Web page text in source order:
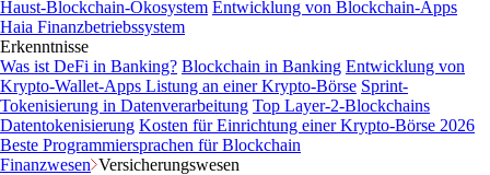
Haust-Blockchain-Ökosystem Entwicklung von Blockchain-Apps
Haia Finanzbetriebssystem
Erkenntnisse
Was ist DeFi in Banking? Blockchain in Banking Entwicklung von
Krypto-Wallet-Apps Listung an einer Krypto-Börse Sprint-
Tokenisierung in Datenverarbeitung Top Layer-2-Blockchains
Datentokenisierung Kosten für Einrichtung einer Krypto-Börse 2026
Beste Programmiersprachen für Blockchain
Finanzwesen Versicherungswesen